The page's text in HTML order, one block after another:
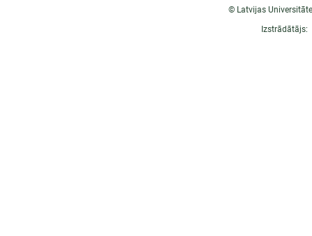
© Latvijas
Izstrādātājs: